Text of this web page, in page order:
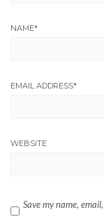
NAME*
EMAIL ADDRESS*
WEBSITE
Save my name,